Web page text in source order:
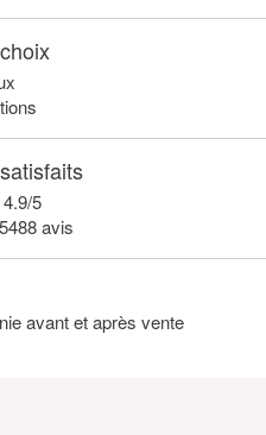
4.9/5
avis
avant et après vente